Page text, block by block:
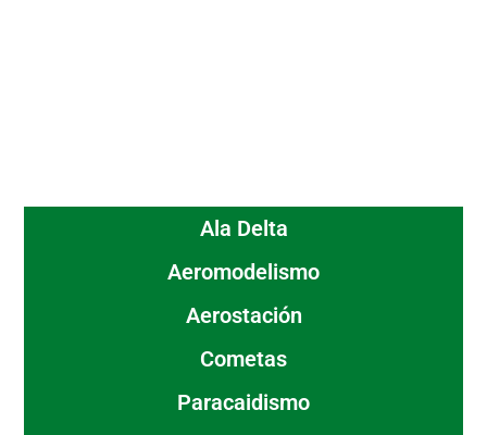
Ala Delta
Aeromodelismo
Aerostación
Cometas
Paracaidismo